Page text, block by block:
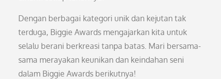
Dengan berbagai kategori unik dan kejutan tak
terduga, Biggie Awards mengajarkan kita untuk
selalu berani berkreasi tanpa batas. Mari bersama-
sama merayakan keunikan dan keindahan seni
dalam Biggie Awards berikutnya!